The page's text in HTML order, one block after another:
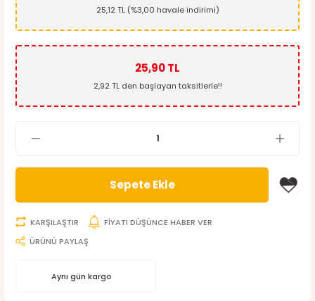
25,12 TL (%3,00 havale indirimi)
25,90 TL
2,92 TL den başlayan taksitlerle!!
Sepete Ekle
KARŞILAŞTIR
FİYATI DÜŞÜNCE HABER VER
ÜRÜNÜ PAYLAŞ
Aynı gün kargo